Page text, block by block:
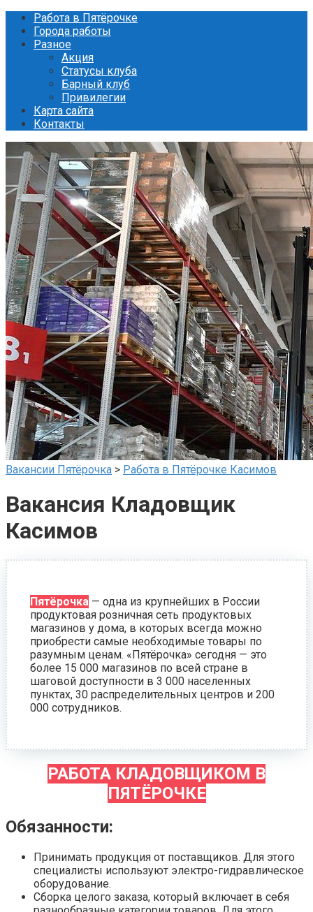
Перейти
контенту
Работа в Пятёрочке
Города работы
Разное
Акция
Статусы клуба
Барный клуб
Привилегии
Карта сайта
Контакты
Вакансии Пятёрочка > Работа в Пятёрочке Касимов
Вакансия Кладовщик
Касимов
Пятёрочка — одна из крупнейших в России
продуктовая розничная сеть продуктовых
магазинов у дома, в которых всегда можно
приобрести самые необходимые товары по
разумным ценам. «Пятёрочка» сегодня — это
более 15 000 магазинов по всей стране в
шаговой доступности в 3 000 населенных
пунктах, 30 распределительных центров и 200
000 сотрудников.
РАБОТА КЛАДОВЩИКОМ В
ПЯТЁРОЧКЕ
Обязанности:
Принимать продукция от поставщиков. Для этого
специалисты используют электро-гидравлическое
оборудование.
Сборка целого заказа, который включает в себя